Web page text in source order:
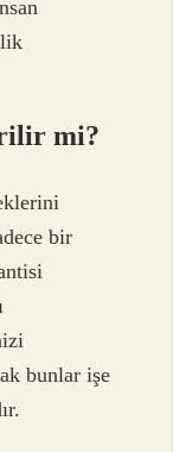
mi?
bir
bunlar işe